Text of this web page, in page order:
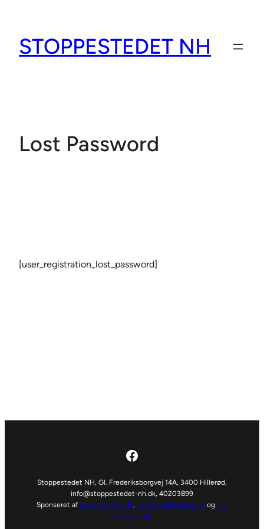
indhold
STOPPESTEDET NH
Lost Password
[user_registration_lost_password]
Facebook
Stoppestedet NH, Gl. Frederiksborgvej 14A, 3400 Hillerød,
info@stoppestedet-nh.dk, 40203899
Sponseret af scientdata.dk, postkassestickers.nu og nh-
kontoret.dk